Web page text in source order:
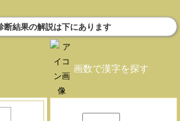
断結果の解説は下にあります
画数で漢字を探す